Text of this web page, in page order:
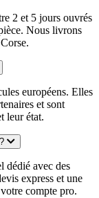
2 et 5 jours ouvrés
Nous livrons
européens. Elles
et sont
leur état.
dédié avec des
express et une
compte pro.